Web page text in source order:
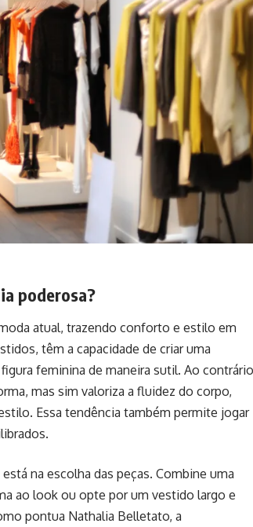
poderosa?
atual, trazendo conforto e estilo em
têm a capacidade de criar uma
feminina de maneira sutil. Ao contrário
mas sim valoriza a fluidez do corpo,
Essa tendência também permite jogar
na escolha das peças. Combine uma
ao look ou opte por um vestido largo e
pontua Nathalia Belletato, a